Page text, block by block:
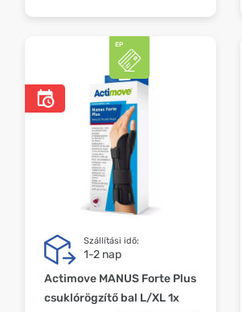
Szállítási idő:
1-2 nap
Actimove MANUS Forte Plus
csuklórögzítő bal L/XL 1x